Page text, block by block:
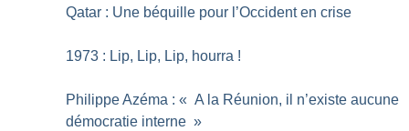
Qatar : Une béquille pour l’Occident en crise
1973 : Lip, Lip, Lip, hourra !
Philippe Azéma : « A la Réunion, il n’existe aucune
démocratie interne »